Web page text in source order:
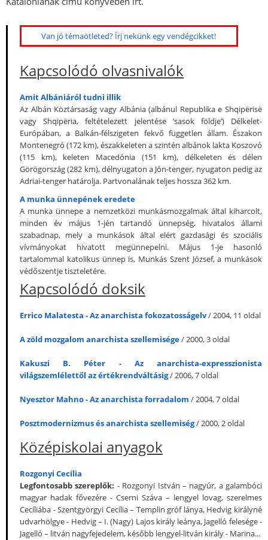
Van jó témaötleted? Írj nekünk egy vendégcikket!
Kapcsolódó olvasnivalók
Amit Albániáról tudni illik
Az Albán Köztársaság vagy Albánia (albánul Republika e Shqipërisë
vagy Shqipëria, feltételezett jelentése ’sasok földje’) Délkelet-
Európában, a Balkán-félszigeten fekvő független állam. Északon
Montenegró (172 km), északkeleten a szintén albánok lakta Koszovó
(115 km), keleten Macedónia (151 km), délkeleten és délen
Görögország (282 km), délnyugaton a Jón-tenger, nyugaton pedig az
Adriai-tenger határolja. Partvonalának teljes hossza 362 km.
A munka ünnepének eredete
A munka ünnepe a nemzetközi munkásmozgalmak által kiharcolt,
minden év május 1-jén tartandó ünnepség, hivatalos állami
szabadnap, mely a munkások által elért gazdasági és szociális
vívmányokat hivatott megünnepelni. Május 1-je hasonló
tartalommal katolikus ünnep is, Munkás Szent József, a munkások
védőszentje tiszteletére.
Kapcsolódó doksik
Errico Malatesta - Az anarchista fokozatosságelv/ 2004, 11 oldal
A zöld mozgalom anarchista szellemisége/ 2000, 3 oldal
Kakuszi B. Péter - Az anarchista-expresszionista
világszemlélettől az értékrendváltásig/ 2006, 7 oldal
Nyesztor Mahno - Az anarchista forradalom / 2004, 7 oldal
Posztmodernizmus és anarchista szellemiség/ 2000, 2 oldal
Középiskolai anyagok
Rozgonyi Cecília
Legfontosabb szereplők: - Rozgonyi István – nagyúr, a galambóci
magyar hadak fővezére - Cserni Száva – lengyel lovag, szerelmes
Cecíliába - Szentgyörgyi Cecília – Templin gróf lánya, Hedvig királyné
udvarhölgye - Hedvig – I. (Nagy) Lajos király leánya, Jagelló felesége -
Jagelló – litván nagyfejedelem, később lengyel-litván király - Marina...